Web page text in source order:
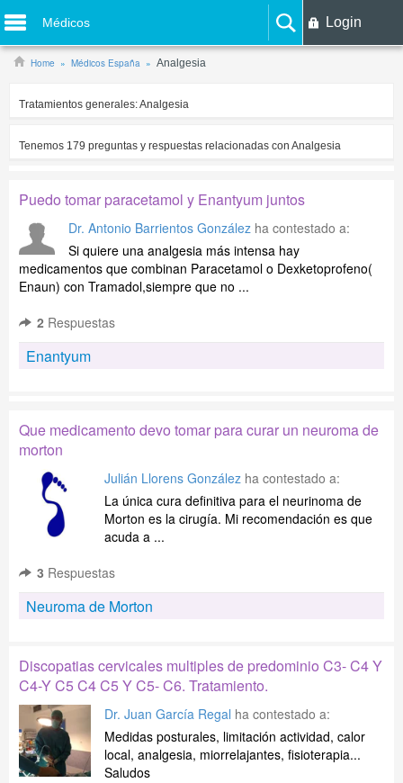
Médicos Login
Home Médicos España Analgesia
Tratamientos generales:Analgesia
Tenemos 179 preguntas y respuestas relacionadas con Analgesia
Puedo tomar paracetamol y Enantyum juntos
Dr. Antonio Barrientos González ha contestado a:
Si quiere una analgesia más intensa hay
medicamentos que combinan Paracetamol o Dexketoprofeno(
Enaun) con Tramadol,siempre que no ...
2 Respuestas
Enantyum
Que medicamento devo tomar para curar un neuroma de
morton
Julián Llorens González ha contestado a:
La única cura definitiva para el neurinoma de
Morton es la cirugía. Mi recomendación es que
acuda a ...
3 Respuestas
Neuroma de Morton
Discopatias cervicales multiples de predominio C3- C4 Y
C4-Y C5 C4 C5 Y C5- C6. Tratamiento.
Dr. Juan García Regal ha contestado a:
Medidas posturales, limitación actividad, calor
local, analgesia, miorrelajantes, fisioterapia...
Saludos